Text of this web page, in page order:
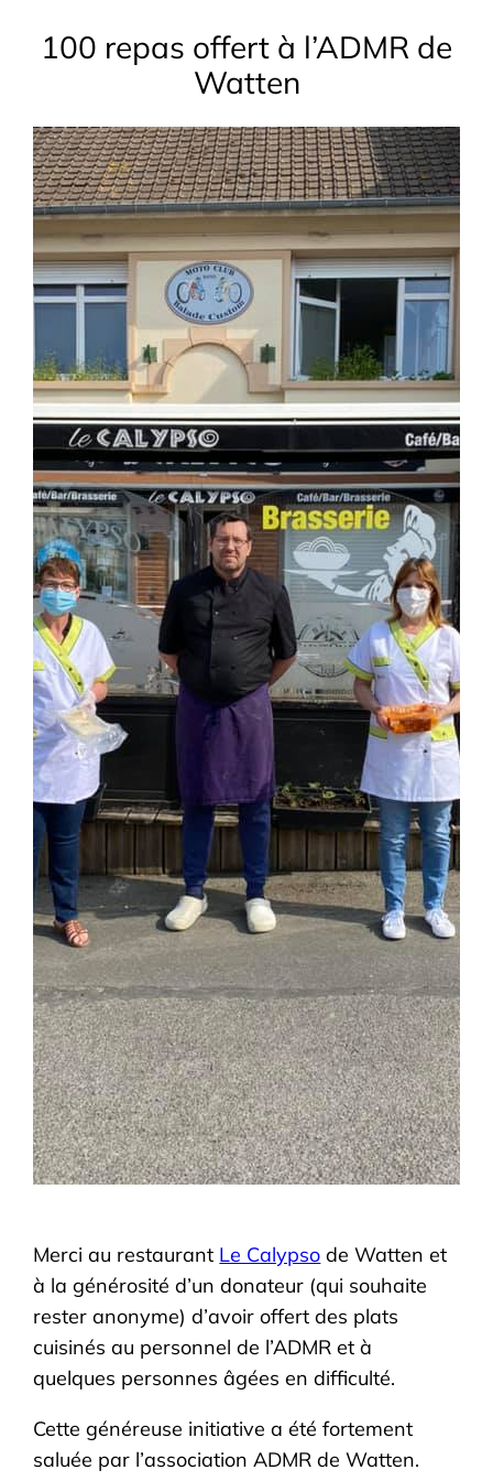
100 repas offert à l’ADMR de
Watten
Merci au restaurant Le Calypso de Watten et
à la générosité d’un donateur (qui souhaite
rester anonyme) d’avoir offert des plats
cuisinés au personnel de l’ADMR et à
quelques personnes âgées en difficulté.
Cette généreuse initiative a été fortement
saluée par l’association ADMR de Watten.